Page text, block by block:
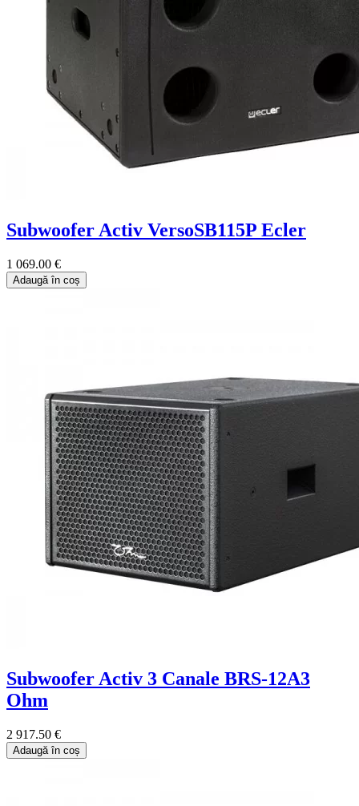
Subwoofer Activ VersoSB115P Ecler
1 069.00 €
Adaugă în coș
Subwoofer Activ 3 Canale BRS-12A3
Ohm
2 917.50 €
Adaugă în coș